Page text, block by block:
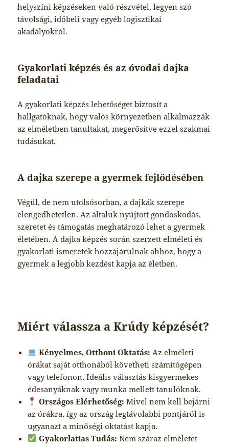
helyszíni képzéseken való részvétel, legyen szó
távolsági, időbeli vagy egyéb logisztikai
akadályokról.
Gyakorlati képzés és az óvodai dajka
feladatai
A gyakorlati képzés lehetőséget biztosít a
hallgatóknak, hogy valós környezetben alkalmazzák
az elméletben tanultakat, megerősítve ezzel szakmai
tudásukat.
A dajka szerepe a gyermek fejlődésében
Végül, de nem utolsósorban, a dajkák szerepe
elengedhetetlen. Az általuk nyújtott gondoskodás,
szeretet és támogatás meghatározó lehet a gyermek
életében. A dajka képzés során szerzett elméleti és
gyakorlati ismeretek hozzájárulnak ahhoz, hogy a
gyermek a legjobb kezdést kapja az életben.
Miért válassza a Krúdy képzését?
Kényelmes, Otthoni Oktatás: Az elméleti
órákat saját otthonából követheti számítógépen
vagy telefonon. Ideális választás kisgyermekes
édesanyáknak vagy munka mellett tanulóknak.
Országos Elérhetőség: Mivel nem kell bejárni
az órákra, így az ország legtávolabbi pontjáról is
ugyanazt a minőségi oktatást kapja.
Gyakorlatias Tudás: Nem száraz elméletet